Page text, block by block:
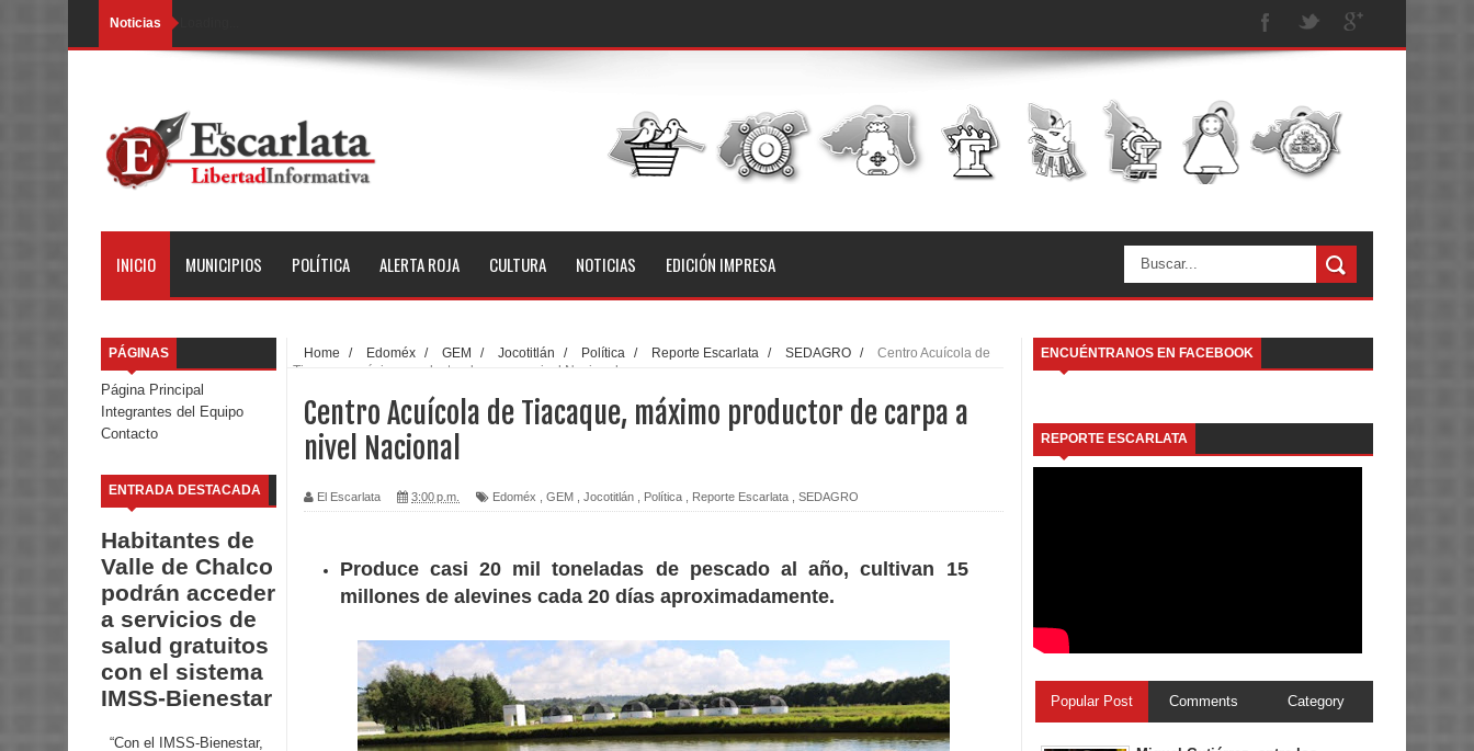
Noticias
INICIO MUNICIPIOS POLÍTICA ALERTA ROJA CULTURA NOTICIAS EDICIÓN IMPRESA
PÁGINAS
Página Principal
Integrantes del Equipo
Contacto
ENTRADA DESTACADA
Habitantes de
Valle de Chalco
podrán acceder
a servicios de
salud gratuitos
con el sistema
IMSS-Bienestar
“Con el IMSS-Bienestar,
Home / Edoméx / GEM / Jocotitlán / Política / Reporte Escarlata / SEDAGRO /
Centro Acuícola de
Tiacaque, máximo productor de carpa a nivel Nacional
Centro Acuícola de Tiacaque, máximo productor de carpa a
nivel Nacional
El Escarlata 3:00 p.m. Edoméx GEM Jocotitlán Política Reporte Escarlata SEDAGRO
Produce casi 20 mil toneladas de pescado al año, cultivan 15
millones de alevines cada 20 días aproximadamente.
ENCUÉNTRANOS EN FACEBOOK
REPORTE ESCARLATA
Popular Post Comments Category